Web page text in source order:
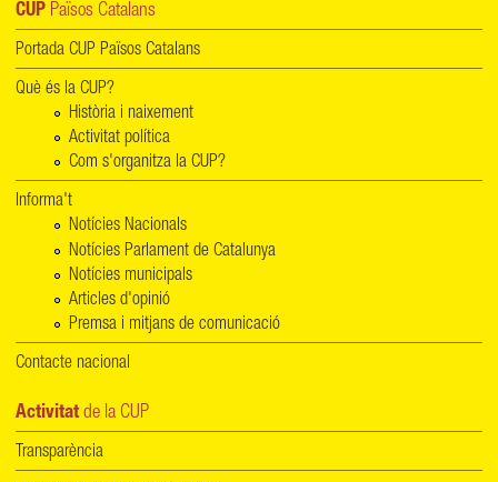
CUP Països Catalans
Portada CUP Països Catalans
Què és la CUP?
Història i naixement
Activitat política
Com s'organitza la CUP?
Informa't
Notícies Nacionals
Notícies Parlament de Catalunya
Notícies municipals
Articles d'opinió
Premsa i mitjans de comunicació
Contacte nacional
Activitat de la CUP
Transparència